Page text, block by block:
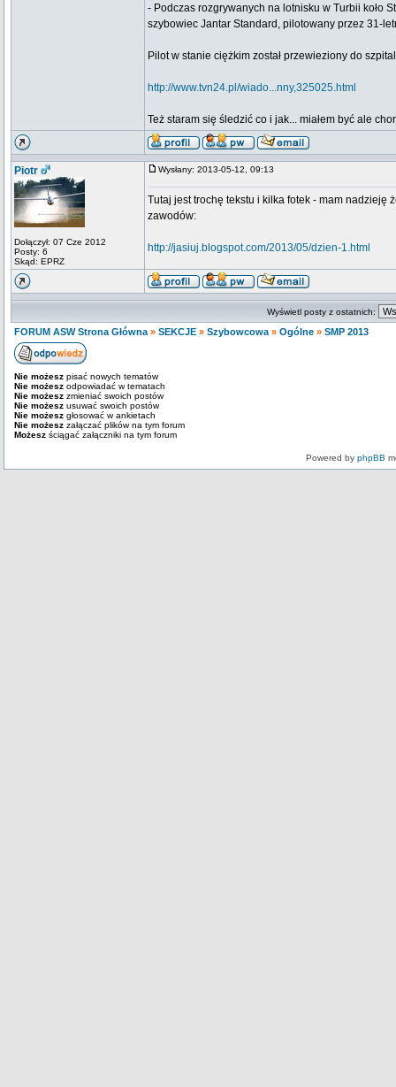
- Podczas rozgrywanych na lotnisku w Turbii koło
szybowiec Jantar Standard, pilotowany przez 31-
Pilot w stanie ciężkim został przewieziony do
http://www.tvn24.pl/wiado...nny,325025.html
Też staram się śledzić co i jak... miałem być ale
Piotr
Dołączył: 07 Cze 2012
Posty: 6
Skąd: EPRZ
Wysłany: 2013-05-12, 09:13
Tutaj jest trochę tekstu i kilka fotek - mam
zawodów:
http://jasiuj.blogspot.com/2013/05/dzien-1.html
Wyświetl posty z ostatnich:
FORUM ASW Strona Główna » SEKCJE » Szybowcowa » Ogólne » SMP 2013
Nie możesz pisać nowych tematów
Nie możesz odpowiadać w tematach
Nie możesz zmieniać swoich postów
Nie możesz usuwać swoich postów
Nie możesz głosować w ankietach
Nie możesz załączać plików na tym forum
Możesz ściągać załączniki na tym forum
Powered by phpBB